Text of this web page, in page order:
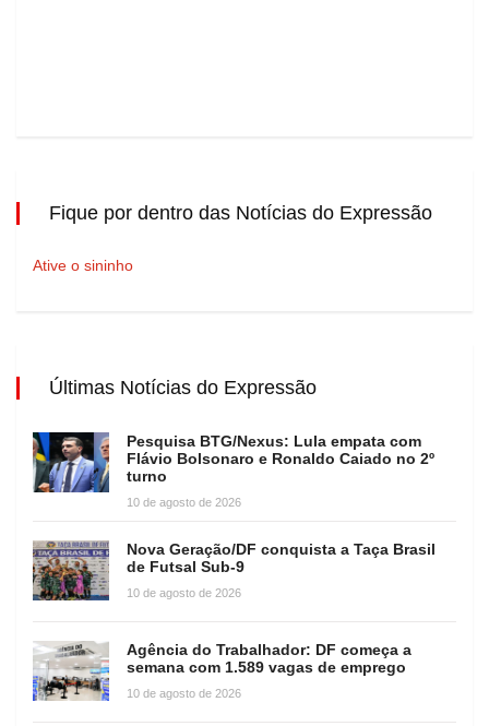
Fique por dentro das Notícias do Expressão
Ative o sininho
Últimas Notícias do Expressão
Pesquisa BTG/Nexus: Lula empata com
Flávio Bolsonaro e Ronaldo Caiado no 2º
turno
10 de agosto de 2026
Nova Geração/DF conquista a Taça Brasil
de Futsal Sub-9
10 de agosto de 2026
Agência do Trabalhador: DF começa a
semana com 1.589 vagas de emprego
10 de agosto de 2026